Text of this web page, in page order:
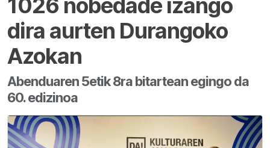
1026 nobedade izango
dira aurten Durangoko
Azokan
Abenduaren 5etik 8ra bitartean egingo da
60. edizinoa